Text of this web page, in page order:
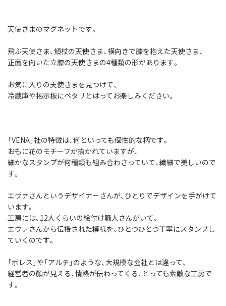
天使さまのマグネットです。
飛ぶ天使さま、頬杖の天使さま、横向きで膝を抱えた天使さま、
正面を向いた立膝の天使さまの4種類の形があります。
お気に入りの天使さまを見つけて、
冷蔵庫や掲示板にペタリとはってお楽しみください。
「VENA」社の特徴は、何といっても個性的な柄です。
おもに花のモチーフが描かれていますが、
細かなスタンプが何種類も組み合わさっていて、繊細で美しいので
す。
エヴァさんというデザイナーさんが、ひとりでデザインを手がけて
います。
工房には、12人くらいの絵付け職人さんがいて、
エヴァさんから伝授された模様を、ひとつひとつ丁寧にスタンプし
ていくのです。
「ボレス」や「アルテ」のような、大規模な会社とは違って、
経営者の顔が見える、情熱が伝わってくる、とっても素敵な工房で
す。